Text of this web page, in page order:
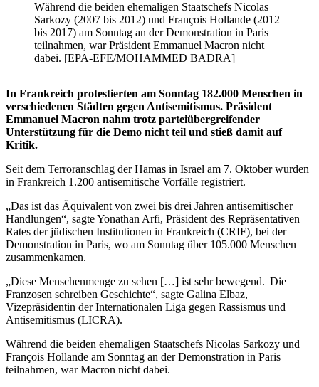
Während die beiden ehemaligen Staatschefs Nicolas
Sarkozy (2007 bis 2012) und François Hollande (2012
bis 2017) am Sonntag an der Demonstration in Paris
teilnahmen, war Präsident Emmanuel Macron nicht
dabei. [EPA-EFE/MOHAMMED BADRA]
In Frankreich protestierten am Sonntag 182.000 Menschen in
verschiedenen Städten gegen Antisemitismus. Präsident
Emmanuel Macron nahm trotz parteiübergreifender
Unterstützung für die Demo nicht teil und stieß damit auf
Kritik.
Seit dem Terroranschlag der Hamas in Israel am 7. Oktober wurden
in Frankreich 1.200 antisemitische Vorfälle registriert.
„Das ist das Äquivalent von zwei bis drei Jahren antisemitischer
Handlungen“, sagte Yonathan Arfi, Präsident des Repräsentativen
Rates der jüdischen Institutionen in Frankreich (CRIF), bei der
Demonstration in Paris, wo am Sonntag über 105.000 Menschen
zusammenkamen.
„Diese Menschenmenge zu sehen […] ist sehr bewegend. Die
Franzosen schreiben Geschichte“, sagte Galina Elbaz,
Vizepräsidentin der Internationalen Liga gegen Rassismus und
Antisemitismus (LICRA).
Während die beiden ehemaligen Staatschefs Nicolas Sarkozy und
François Hollande am Sonntag an der Demonstration in Paris
teilnahmen, war Macron nicht dabei.